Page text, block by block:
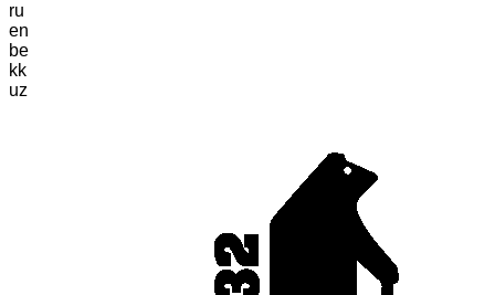
ru
en
be
kk
uz